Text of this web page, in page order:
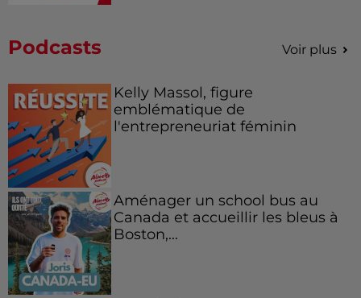
Podcasts Voir plus
Kelly Massol, figure
emblématique de
l'entrepreneuriat féminin
Aménager un school bus au
Canada et accueillir les bleus à
Boston,...